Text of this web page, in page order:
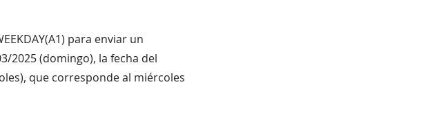
para enviar un
2025 (domingo), la fecha del
que corresponde al miércoles